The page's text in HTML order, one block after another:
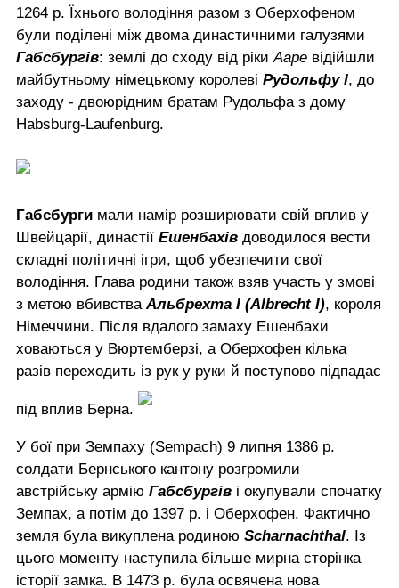
1264 р. Їхнього володіння разом з Оберхофеном
були поділені між двома династичними галузями
Габсбургів: землі до сходу від ріки Ааре відійшли
майбутньому німецькому королеві Рудольфу I, до
заходу - двоюрідним братам Рудольфа з дому
Habsburg-Laufenburg.
Габсбурги мали намір розширювати свій вплив у
Швейцарії, династії Ешенбахів доводилося вести
складні політичні ігри, щоб убезпечити свої
володіння. Глава родини також взяв участь у змові
з метою вбивства Альбрехта I (Albrecht I), короля
Німеччини. Після вдалого замаху Ешенбахи
ховаються у Вюртемберзі, а Оберхофен кілька
разів переходить із рук у руки й поступово підпадає
під вплив Берна.
У бої при Земпаху (Sempach) 9 липня 1386 р.
солдати Бернського кантону розгромили
австрійську армію Габсбургів і окупували спочатку
Земпах, а потім до 1397 р. і Оберхофен. Фактично
земля була викуплена родиною Scharnachthal. Із
цього моменту наступила більше мирна сторінка
історії замка. В 1473 р. була освячена нова